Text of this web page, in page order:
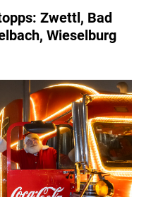
Zwettl, Bad
Wieselburg